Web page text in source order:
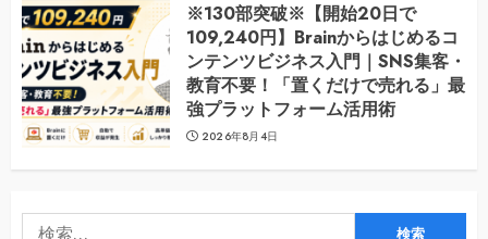
※130部突破※【開始20日で
109,240円】Brainからはじめるコ
ンテンツビジネス入門｜SNS集客・
教育不要！「置くだけで売れる」最
強プラットフォーム活用術
2026年8月4日